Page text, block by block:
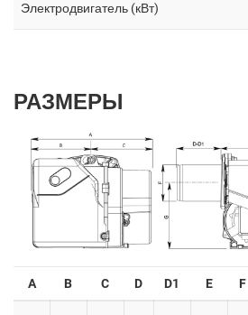
Электродвигатель (кВт)
РАЗМЕРЫ
A B C D D1 E F